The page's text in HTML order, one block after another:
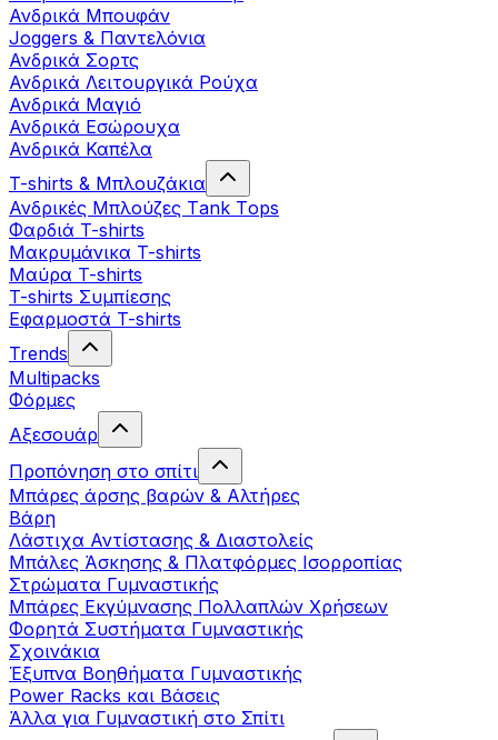
Ανδρικά Μπουφάν
Joggers & Παντελόνια
Ανδρικά Σορτς
Ανδρικά Λειτουργικά Ρούχα
Ανδρικά Μαγιό
Ανδρικά Εσώρουχα
Ανδρικά Καπέλα
T-shirts & Μπλουζάκια
Ανδρικές Mπλούζες Τank Τops
Φαρδιά T-shirts
Μακρυμάνικα T-shirts
Μαύρα T-shirts
T-shirts Συμπίεσης
Εφαρμοστά T-shirts
Trends
Multipacks
Φόρμες
Αξεσουάρ
Προπόνηση στο σπίτι
Μπάρες άρσης βαρών & Αλτήρες
Βάρη
Λάστιχα Αντίστασης & Διαστολείς
Μπάλες Άσκησης & Πλατφόρμες Ισορροπίας
Στρώματα Γυμναστικής
Μπάρες Εκγύμνασης Πολλαπλών Χρήσεων
Φορητά Συστήματα Γυμναστικής
Σχοινάκια
Έξυπνα Βοηθήματα Γυμναστικής
Power Racks και Βάσεις
Άλλα για Γυμναστική στο Σπίτι